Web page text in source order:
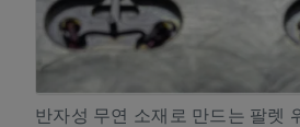
반자성 무연 소재로 만드는 팔렛